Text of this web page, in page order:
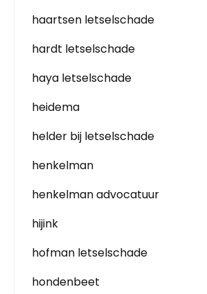
haartsen letselschade
hardt letselschade
haya letselschade
heidema
helder bij letselschade
henkelman
henkelman advocatuur
hijink
hofman letselschade
hondenbeet